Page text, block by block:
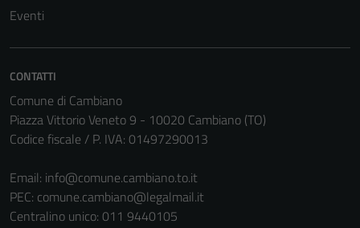
Eventi
CONTATTI
Comune di Cambiano
Piazza Vittorio Veneto 9 - 10020 Cambiano (TO)
Codice fiscale / P. IVA: 01497290013
Email: info@comune.cambiano.to.it
PEC: comune.cambiano@legalmail.it
Centralino unico: 011 9440105